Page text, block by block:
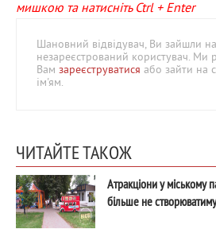
мишкою та натисніть Ctrl + Enter
Шановний відвідувач, Ви зайшли
незареєстрований користувач. Ми
Вам зареєструватися або зайти на
ім'ям.
ЧИТАЙТЕ ТАКОЖ
Атракціони у міському
більше не